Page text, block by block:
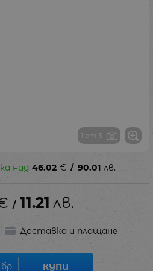
1 от 3
над 46.02 € / 90.01 лв.
/ 11.21 лв.
Доставка и плащане
бр. КУПИ